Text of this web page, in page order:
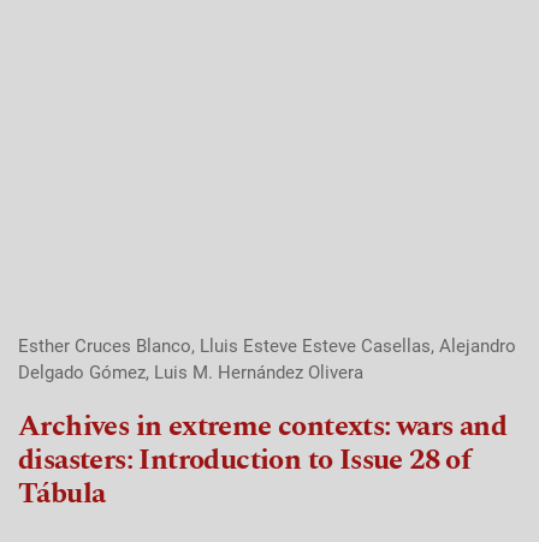
Esther Cruces Blanco, Lluis Esteve Esteve Casellas, Alejandro
Delgado Gómez, Luis M. Hernández Olivera
Archives in extreme contexts: wars and
disasters: Introduction to Issue 28 of
Tábula